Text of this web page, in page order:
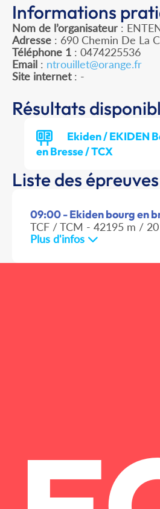
Informations
Nom de l’organisateur :
Adresse : 690 Chemin De La
Téléphone 1 : 0474225536
Email : ntrouillet@orange.fr
Site internet: -
Résultats
Ekiden / EKIDEN
en Bresse / TCX
Liste des épreuves
09:00 - Ekiden bourg en
TCF / TCM - 42195 m /
Plus d'infos